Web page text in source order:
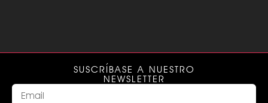
SUSCRÍBASE A NUESTRO
NEWSLETTER